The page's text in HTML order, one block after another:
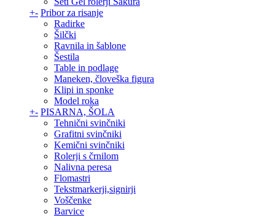
+- Pribor za risanje
Radirke
Šilčki
Ravnila in šablone
Šestila
Table in podlage
Maneken, človeška figura
Klipi in sponke
Model roka
+- PISARNA, ŠOLA
Tehnični svinčniki
Grafitni svinčniki
Kemični svinčniki
Rolerji s črnilom
Nalivna peresa
Flomastri
Tekstmarkerji,signirji
Voščenke
Barvice